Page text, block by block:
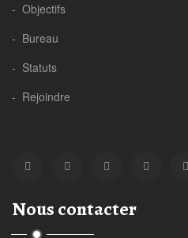
- Objectifs
- Bureau
- Statuts
- Rejoindre
Nous contacter